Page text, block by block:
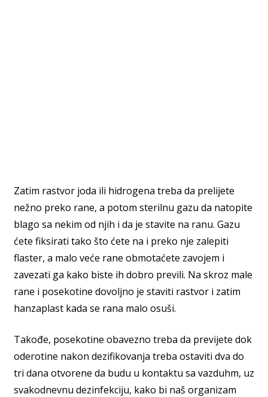
Zatim rastvor joda ili hidrogena treba da prelijete
nežno preko rane, a potom sterilnu gazu da natopite
blago sa nekim od njih i da je stavite na ranu. Gazu
ćete fiksirati tako što ćete na i preko nje zalepiti
flaster, a malo veće rane obmotaćete zavojem i
zavezati ga kako biste ih dobro previli. Na skroz male
rane i posekotine dovoljno je staviti rastvor i zatim
hanzaplast kada se rana malo osuši.
Takođe, posekotine obavezno treba da previjete dok
oderotine nakon dezifikovanja treba ostaviti dva do
tri dana otvorene da budu u kontaktu sa vazduhm, uz
svakodnevnu dezinfekciju, kako bi naš organizam